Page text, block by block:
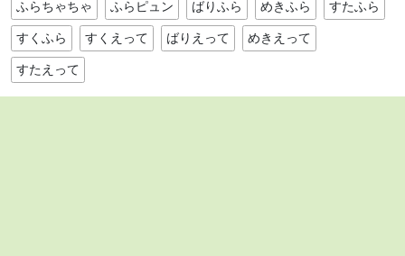
ふらちゃちゃ ふらピュン ばりふら めきふら すたふら
すくふら すくえって ばりえって めきえって
すたえって